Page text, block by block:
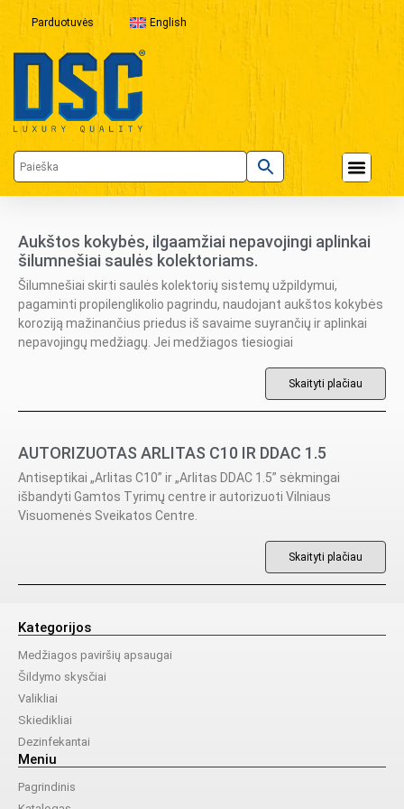
Parduotuvės English
Aukštos kokybės, ilgaamžiai nepavojingi aplinkai
šilumnešiai saulės kolektoriams.
Šilumnešiai skirti saulės kolektorių sistemų užpildymui,
pagaminti propilenglikolio pagrindu, naudojant aukštos kokybės
koroziją mažinančius priedus iš savaime suyrančių ir aplinkai
nepavojingų medžiagų. Jei medžiagos tiesiogiai
Skaityti plačiau
AUTORIZUOTAS ARLITAS C10 IR DDAC 1.5
Antiseptikai „Arlitas C10” ir „Arlitas DDAC 1.5” sėkmingai
išbandyti Gamtos Tyrimų centre ir autorizuoti Vilniaus
Visuomenės Sveikatos Centre.
Skaityti plačiau
Kategorijos
Medžiagos paviršių apsaugai
Šildymo skysčiai
Valikliai
Skiedikliai
Dezinfekantai
Meniu
Pagrindinis